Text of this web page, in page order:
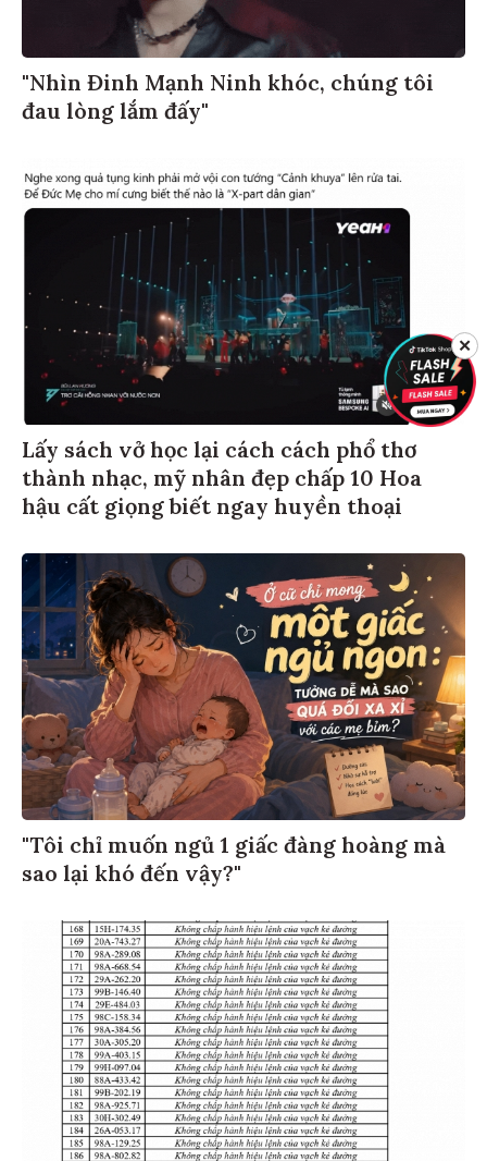
"Nhìn Đinh Mạnh Ninh khóc, chúng tôi
đau lòng lắm đấy"
Lấy sách vở học lại cách cách phổ thơ
thành nhạc, mỹ nhân đẹp chấp 10 Hoa
hậu cất giọng biết ngay huyền thoại
"Tôi chỉ muốn ngủ 1 giấc đàng hoàng mà
sao lại khó đến vậy?"
✕